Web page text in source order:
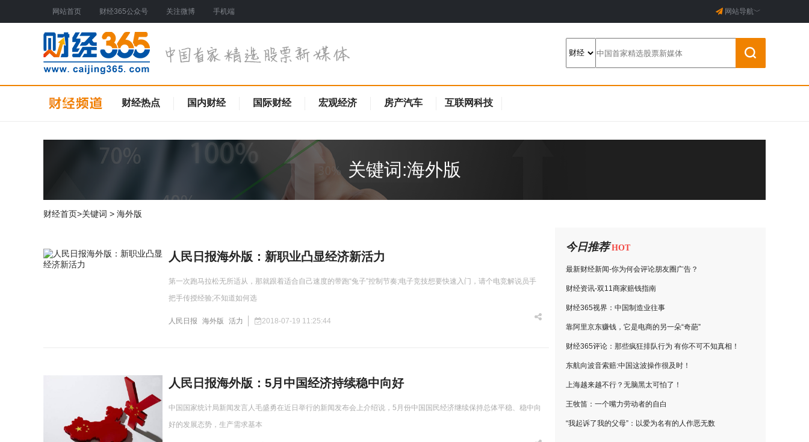
网站首页 财经365公众号 关注微博 手机端 网站导航﹀
财经热点 国内财经 国际财经 宏观经济 房产汽车 互联网科技
关键词:海外版
财经首页>关键词 > 海外版
人民日报海外版：新职业凸显经济新活力
第一次跑马拉松无所适从，那就跟着适合自己速度的带跑“兔子”控制节奏;电子竞技想要快速入门，请个电竞解说员手
把手传授经验;不知道如何选
人民日报 海外版 活力 2018-07-19 11:25:44
人民日报海外版：5月中国经济持续稳中向好
中国国家统计局新闻发言人毛盛勇在近日举行的新闻发布会上介绍说，5月份中国国民经济继续保持总体平稳、稳中向
好的发展态势，生产需求基本
今日推荐 HOT
最新财经新闻-你为何会评论朋友圈广告？
财经资讯-双11商家赔钱指南
财经365视界：中国制造业往事
靠阿里京东赚钱，它是电商的另一朵“奇葩”
财经365评论：那些疯狂排队行为 有你不可不知真相！
东航向波音索赔:中国这波操作很及时！
上海越来越不行？无脑黑太可怕了！
王牧笛：一个嘴力劳动者的自白
“我起诉了我的父母”：以爱为名有的人作恶无数